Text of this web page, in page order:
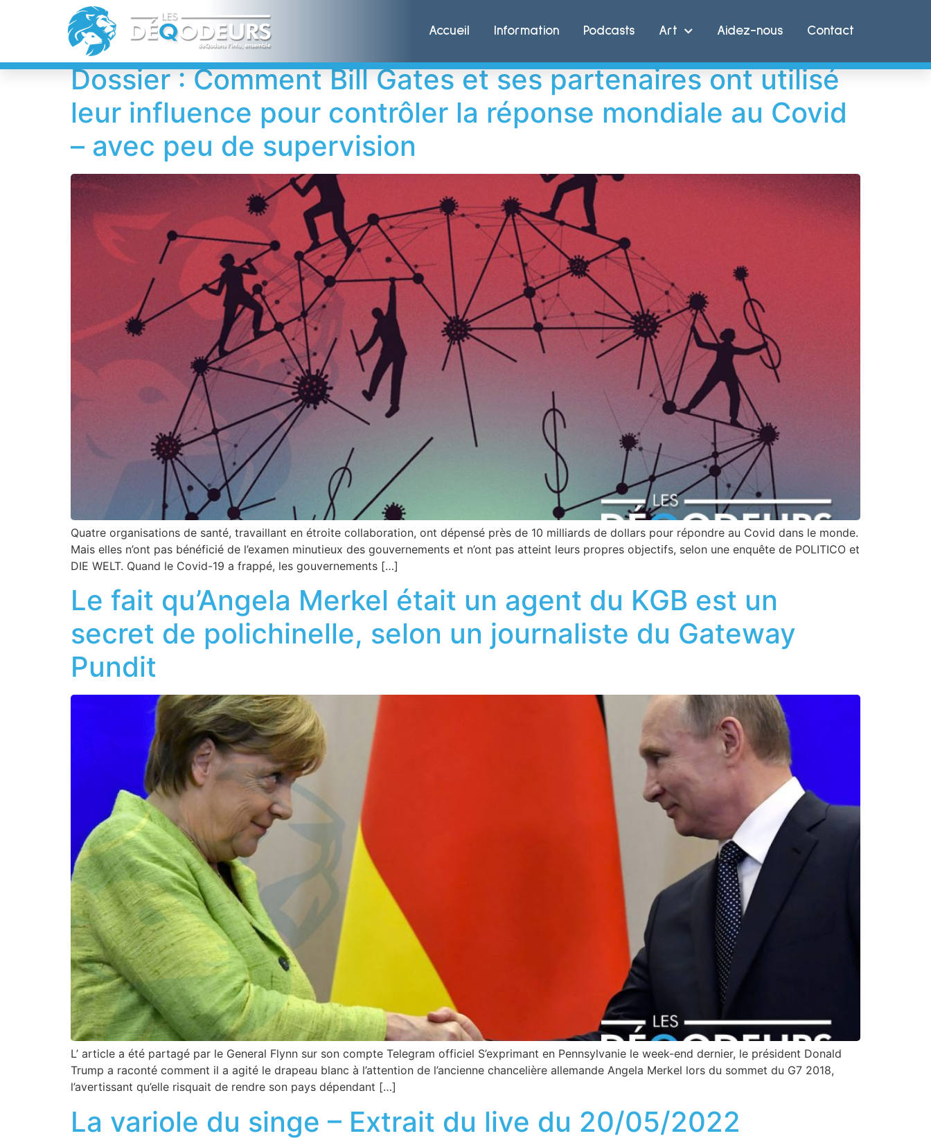
Accueil Information Podcasts Art Aidez-nous Contact
Étiquette :G7
Dossier : Comment Bill Gates et ses partenaires ont utilisé
leur influence pour contrôler la réponse mondiale au Covid
– avec peu de supervision
Quatre organisations de santé, travaillant en étroite collaboration, ont dépensé près de 10 milliards de dollars pour répondre au Covid dans le monde.
Mais elles n’ont pas bénéficié de l’examen minutieux des gouvernements et n’ont pas atteint leurs propres objectifs, selon une enquête de POLITICO et
DIE WELT. Quand le Covid-19 a frappé, les gouvernements […]
Le fait qu’Angela Merkel était un agent du KGB est un
secret de polichinelle, selon un journaliste du Gateway
Pundit
L’ article a été partagé par le General Flynn sur son compte Telegram officiel S’exprimant en Pennsylvanie le week-end dernier, le président Donald
Trump a raconté comment il a agité le drapeau blanc à l’attention de l’ancienne chancelière allemande Angela Merkel lors du sommet du G7 2018,
l’avertissant qu’elle risquait de rendre son pays dépendant […]
La variole du singe – Extrait du live du 20/05/2022